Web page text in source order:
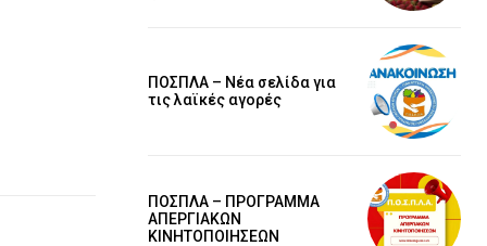
ΠΟΣΠΛΑ – Νέα σελίδα για
τις λαϊκές αγορές
ΠΟΣΠΛΑ – ΠΡΟΓΡΑΜΜΑ
ΑΠΕΡΓΙΑΚΩΝ
ΚΙΝΗΤΟΠΟΙΗΣΕΩΝ